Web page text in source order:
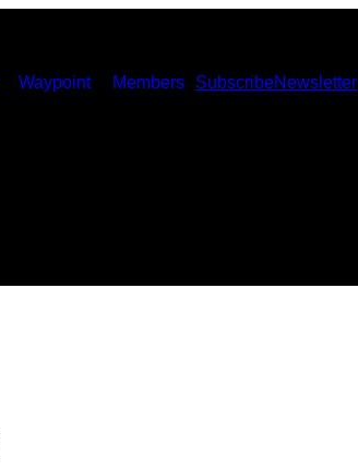
Waypoint Members SubscribeNewsletter